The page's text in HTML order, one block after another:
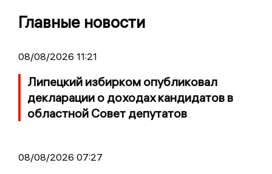
Главные новости
08/08/2026 11:21
Липецкий избирком опубликовал
декларации о доходах кандидатов в
областной Совет депутатов
08/08/2026 07:27